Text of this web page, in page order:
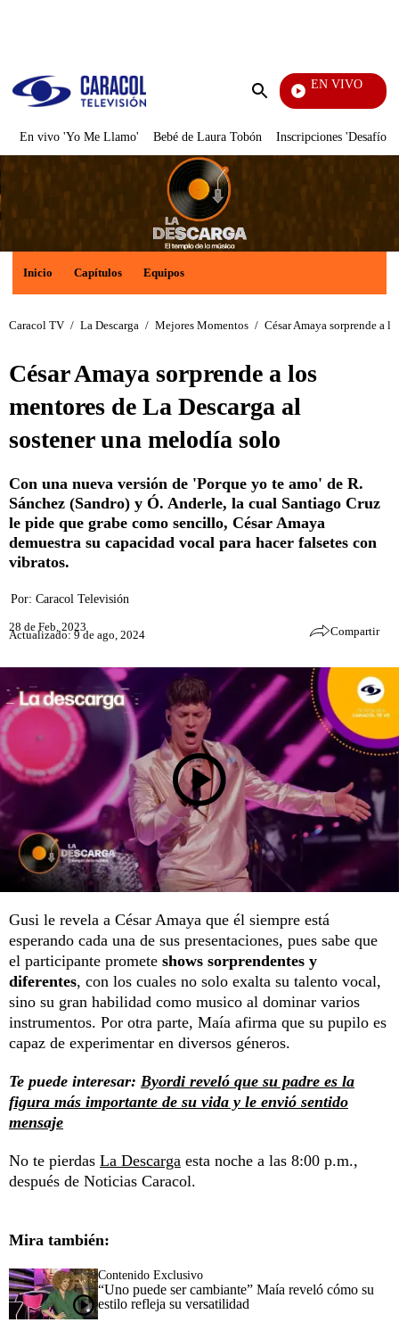
Enviar
EN VIVO
Noticias Caracol
En vivo 'Yo Me Llamo' Bebé de Laura Tobón Inscripciones 'Desafío'
Inicio Capítulos Equipos
Caracol TV / La Descarga / Mejores Momentos / César Amaya sorprende a
César Amaya sorprende a los
mentores de La Descarga al
sostener una melodía solo
Con una nueva versión de 'Porque yo te amo' de R.
Sánchez (Sandro) y Ó. Anderle, la cual Santiago Cruz
le pide que grabe como sencillo, César Amaya
demuestra su capacidad vocal para hacer falsetes con
vibratos.
Por: Caracol Televisión
28 de Feb, 2023
Actualizado: 9 de ago, 2024 Compartir
Gusi le revela a César Amaya que él siempre está
esperando cada una de sus presentaciones, pues sabe que
el participante promete shows sorprendentes y
diferentes, con los cuales no solo exalta su talento vocal,
sino su gran habilidad como musico al dominar varios
instrumentos. Por otra parte, Maía afirma que su pupilo es
capaz de experimentar en diversos géneros.
Te puede interesar: Byordi reveló que su padre es la
figura más importante de su vida y le envió sentido
mensaje
No te pierdas La Descarga esta noche a las 8:00 p.m.,
después de Noticias Caracol.
Mira también:
Contenido Exclusivo
“Uno puede ser cambiante” Maía reveló cómo su
estilo refleja su versatilidad